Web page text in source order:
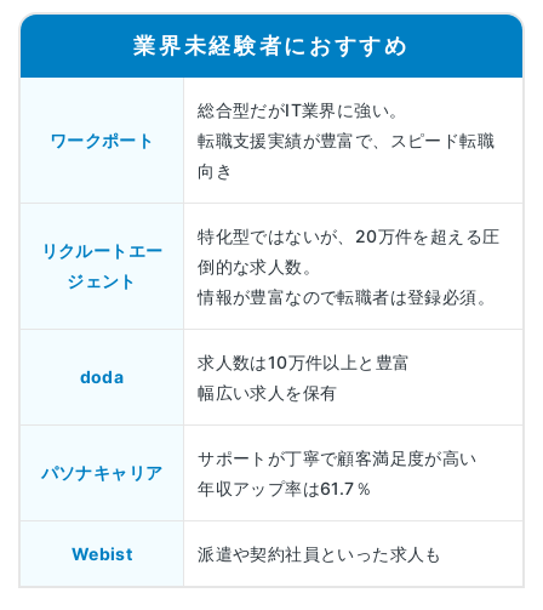
業界未経験者におすすめ
ワークポート
総合型だがIT業界に強い。
転職支援実績が豊富で、スピード転職
向き
リクルートエー
ジェント
特化型ではないが、20万件を超える圧
倒的な求人数。
情報が豊富なので転職者は登録必須。
doda
求人数は10万件以上と豊富
幅広い求人を保有
パソナキャリア
サポートが丁寧で顧客満足度が高い
年収アップ率は61.7％
Webist 派遣や契約社員といった求人も